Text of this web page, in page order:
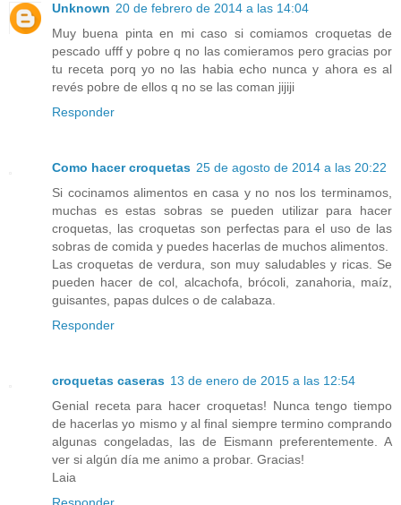
Unknown 20 de febrero de 2014 a las 14:04
Muy buena pinta en mi caso si comiamos croquetas de
pescado ufff y pobre q no las comieramos pero gracias por
tu receta porq yo no las habia echo nunca y ahora es al
revés pobre de ellos q no se las coman jijiji
Responder
Como hacer croquetas 25 de agosto de 2014 a las 20:22
Si cocinamos alimentos en casa y no nos los terminamos,
muchas es estas sobras se pueden utilizar para hacer
croquetas, las croquetas son perfectas para el uso de las
sobras de comida y puedes hacerlas de muchos alimentos.
Las croquetas de verdura, son muy saludables y ricas. Se
pueden hacer de col, alcachofa, brócoli, zanahoria, maíz,
guisantes, papas dulces o de calabaza.
Responder
croquetas caseras 13 de enero de 2015 a las 12:54
Genial receta para hacer croquetas! Nunca tengo tiempo
de hacerlas yo mismo y al final siempre termino comprando
algunas congeladas, las de Eismann preferentemente. A
ver si algún día me animo a probar. Gracias!
Laia